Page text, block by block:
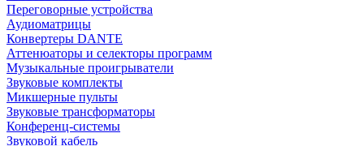
Переговорные устройства
Аудиоматрицы
Конвертеры DANTE
Аттенюаторы и селекторы программ
Музыкальные проигрыватели
Звуковые комплекты
Микшерные пульты
Звуковые трансформаторы
Конференц-системы
Звуковой кабель